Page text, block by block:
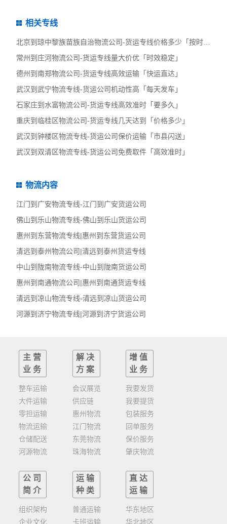
相关专线
常州到庄河物流公司-货运专线量大价优「时效稳定」
德州到南郑物流公司-货运专线高效运输「快运直达」
武汉到武宁物流专线-货运公司机动性高「每天发车」
石家庄到水富物流公司-货运专线高效准时「要多久」
重庆到临桂区物流公司-货运专线几天达到「价格多少」
武汉到钟楼区物流专线-货运公司保价运输「市县闪送」
武汉到双清区物流专线-货运公司免费取件「高效准时」
物流内容
江门到广安物流专线-江门到广安货运公司
佛山到乐山物流专线-佛山到乐山货运公司
惠州到东营物流专线|惠州到东营货运公司
清远到泰州物流公司|清远到泰州货运专线
中山到陇南物流专线-中山到陇南货运公司
惠州到南通物流公司|惠州到南通货运专线
清远到凉山物流专线-清远到凉山货运公司
河源到济宁物流专线|河源到济宁货运公司
主营
业务
整车运输
大件运输
零担运输
物流运输
仓储配送
河源物流
解决
方案
会议展览
供应链
惠州物流
江门物流
东莞物流
珠海物流
增值
业务
我要发货
我要提货
包装服务
回单服务
保价服务
肇庆物流
公司
简介
组织架构
企业文化
运输
种类
普通运输
卡班运输
直达
运输
华东地区
华北地区